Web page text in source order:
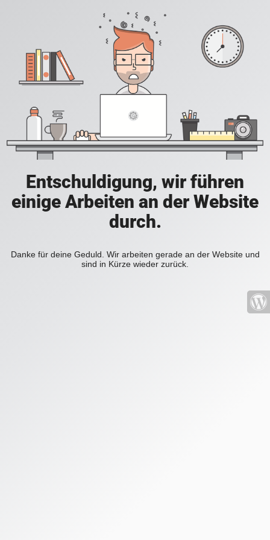
Entschuldigung, wir führen
einige Arbeiten an der Website
durch.
Danke für deine Geduld. Wir arbeiten gerade an der Website und
sind in Kürze wieder zurück.